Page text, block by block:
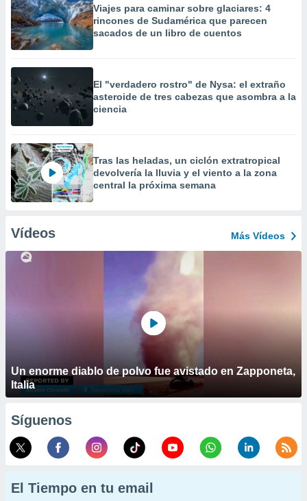
Viajes para caminar sobre glaciares: 4
rincones de Sudamérica que parecen
sacados de un libro de cuentos
El "verdadero rostro" de Nysa: el extraño
asteroide de tres cabezas que asombra a la
ciencia
Tras las heladas, un ciclón extratropical
devolvería la lluvia y el viento a la zona
central la próxima semana
Vídeos Más Vídeos
Un enorme diablo de polvo fue avistado en Zapponeta,
Italia
Síguenos
El Tiempo en tu email